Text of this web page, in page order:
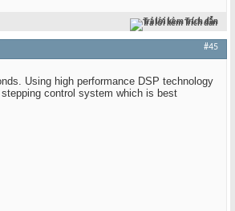
Trả lời kèm Trích dẫn
#45
Using high performance DSP technology
control system which is best